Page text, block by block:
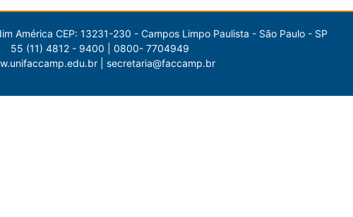
América CEP: 13231-230 - Campos Limpo Paulista - São Paulo - SP
55 (11) 4812 - 9400 | 0800- 7704949
| secretaria@faccamp.br